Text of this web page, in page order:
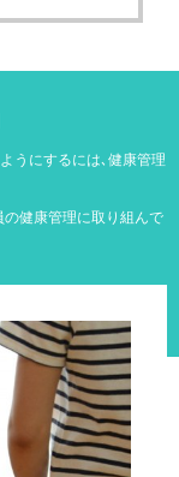
うにするには､健康管理
健康管理に取り組んで